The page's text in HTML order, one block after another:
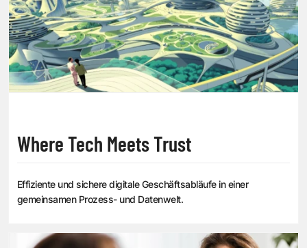
Where Tech Meets Trust
Effiziente und sichere digitale Geschäftsabläufe in einer
gemeinsamen Prozess- und Datenwelt.